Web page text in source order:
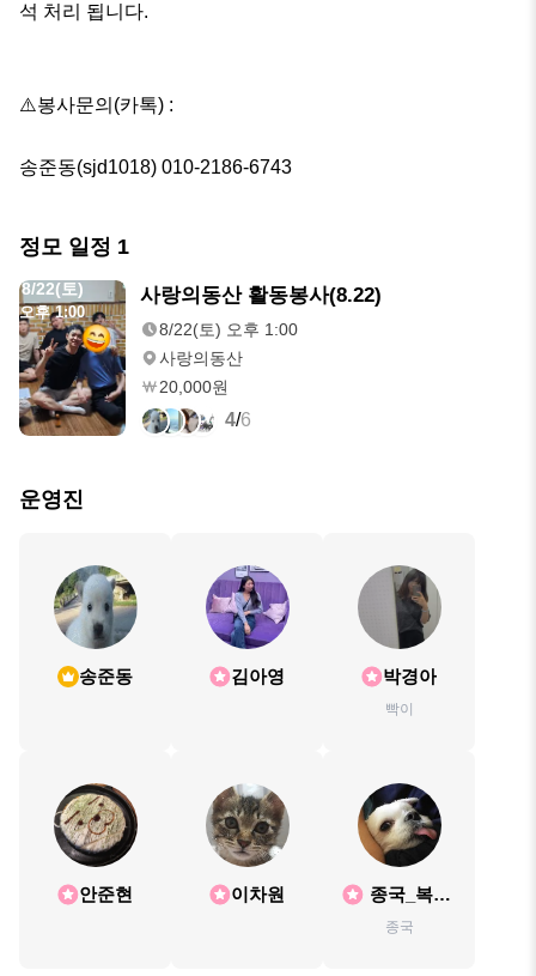
석 처리 됩니다.
⚠️봉사문의(카톡) :
송준동(sjd1018) 010-2186-6743
정모 일정 1
8/22(토)
오후 1:00
사랑의동산 활동봉사(8.22)
8/22(토) 오후 1:00
사랑의동산
20,000원
4/6
운영진
송준동 김아영 박경아
빡이
안준현 이차원
종국_복복
이
종국